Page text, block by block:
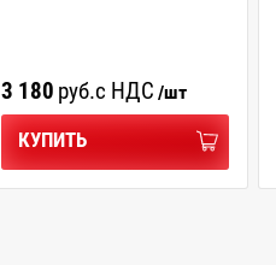
3 180 руб.с НДС /шт
КУПИТЬ